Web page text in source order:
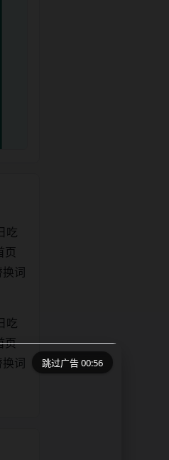
吃
页
词
吃
页
词
跳过广告 00:56